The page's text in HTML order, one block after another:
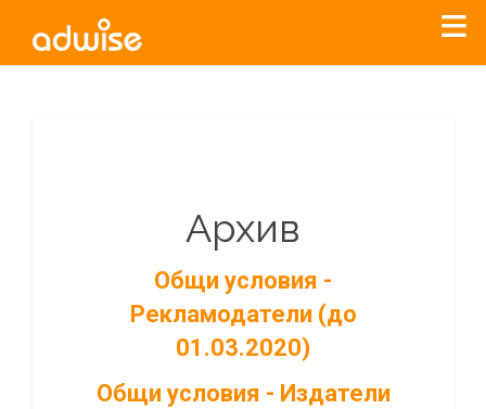
Архив
Общи условия -
Рекламодатели (до
01.03.2020)
Общи условия - Издатели